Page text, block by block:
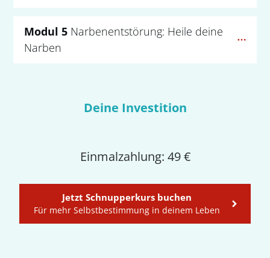
Modul 5 Narbenentstörung: Heile deine
Narben
Deine Investition
Einmalzahlung: 49 €
Jetzt Schnupperkurs buchen
Für mehr Selbstbestimmung in deinem Leben